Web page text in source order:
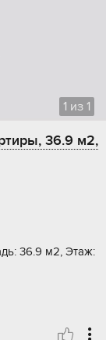
1 из 1
36.9 м2,
36.9 м2, Этаж: